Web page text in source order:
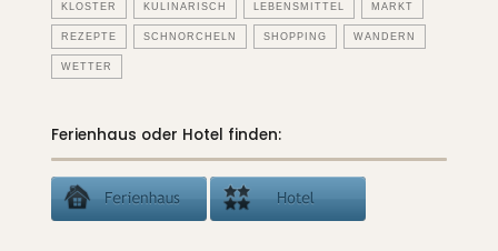
KLOSTER KULINARISCH LEBENSMITTEL MARKT
REZEPTE SCHNORCHELN SHOPPING WANDERN
WETTER
Ferienhaus oder Hotel finden: